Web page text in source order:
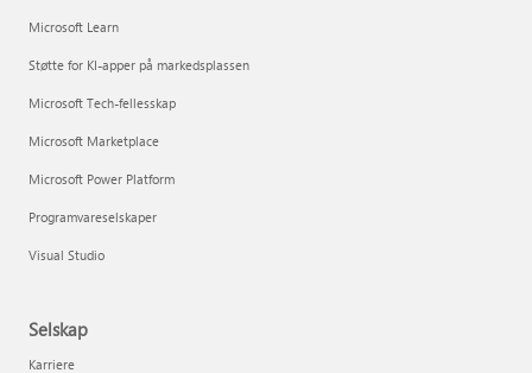
Microsoft Learn
Støtte for KI-apper på markedsplassen
Microsoft Tech-fellesskap
Microsoft Marketplace
Microsoft Power Platform
Programvareselskaper
Visual Studio
Selskap
Karriere